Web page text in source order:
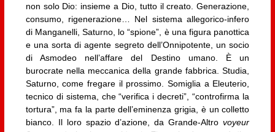
non solo Dio: insieme a Dio, tutto il creato. Generazione,
consumo, rigenerazione… Nel sistema allegorico-infero
di Manganelli, Saturno, lo “spione”, è una figura panottica
e una sorta di agente segreto dell’Onnipotente, un socio
di Asmodeo nell’affare del Destino umano. È un
burocrate nella meccanica della grande fabbrica. Studia,
Saturno, come fregare il prossimo. Somiglia a Eleuterio,
tecnico di sistema, che “verifica i decreti”, “controfirma la
tortura”, ma fa la parte dell’eminenza grigia, è un colletto
bianco. Il loro spazio d’azione, da Grande-Altrovoyeur